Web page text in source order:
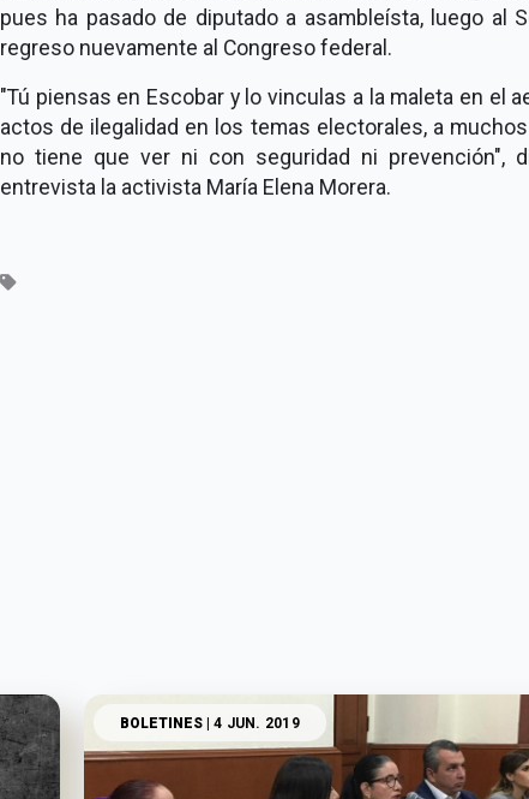
pues ha pasado de diputado a asambleísta, luego al
regreso nuevamente al Congreso federal.
"Tú piensas en Escobar y lo vinculas a la maleta en el
actos de ilegalidad en los temas electorales, a
no tiene que ver ni con seguridad ni prevención",
entrevista la activista María Elena Morera.
BOLETINES| 4 JUN. 2019